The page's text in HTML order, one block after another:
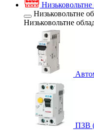
Низьковольтне
Низьковольтне
ПЗВ